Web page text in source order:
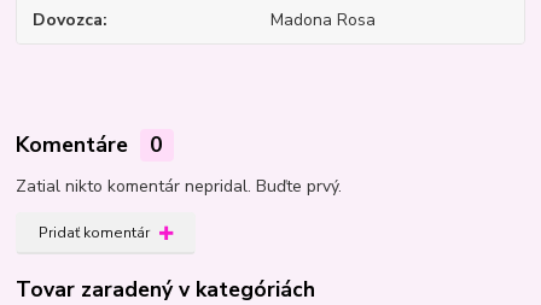
Dovozca Madona Rosa
Komentáre 0
Zatial nikto komentár nepridal. Buďte prvý.
Pridať komentár
Tovar zaradený v kategóriách